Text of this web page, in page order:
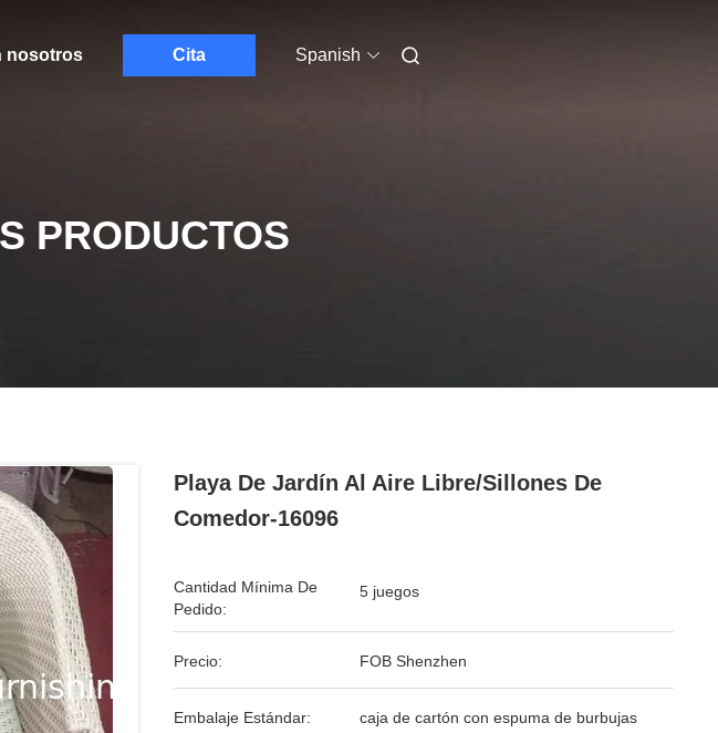
nosotros Cita Spanish
PRODUCTOS
Playa De Jardín Al Aire Libre/sillones De
Comedor-16096
Cantidad Mínima De
Pedido:
5 juegos
Precio: FOB Shenzhen
Embalaje Estándar: caja de cartón con espuma de burbujas